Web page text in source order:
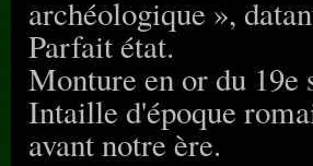
archéologique »,
Parfait état.
Monture en or du 19e
Intaille d'époque
avant notre ère.